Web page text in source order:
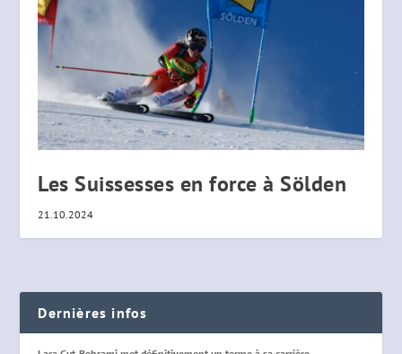
Les Suissesses en force à Sölden
21.10.2024
Dernières infos